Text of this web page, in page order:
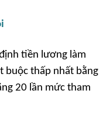
tiền lương làm
buộc thấp nhất bằng
20 lần mức tham